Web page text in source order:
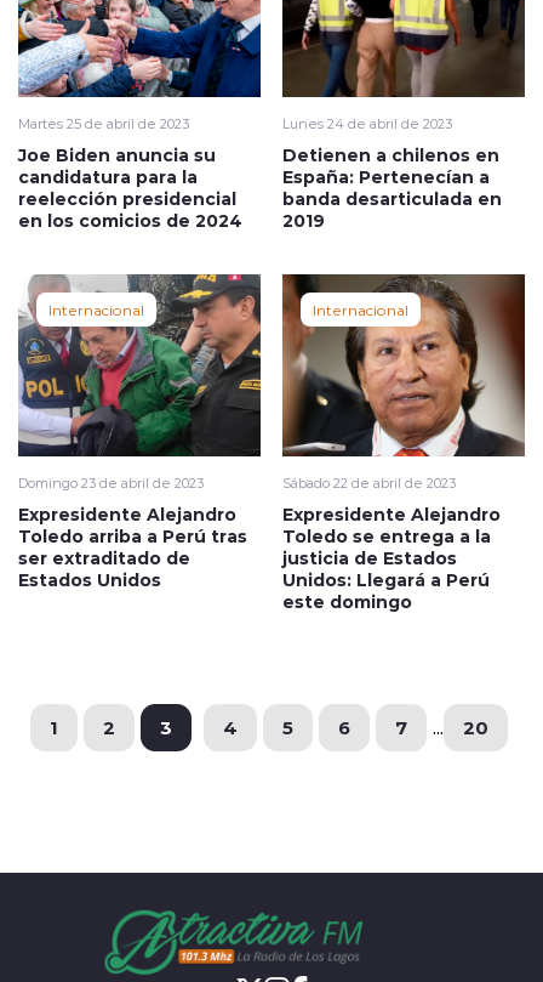
Martes 25 de abril de 2023
Joe Biden anuncia su
candidatura para la
reelección presidencial
en los comicios de 2024
Lunes 24 de abril de 2023
Detienen a chilenos en
España: Pertenecían a
banda desarticulada en
2019
Internacional
Domingo 23 de abril de 2023
Expresidente Alejandro
Toledo arriba a Perú tras
ser extraditado de
Estados Unidos
Internacional
Sábado 22 de abril de 2023
Expresidente Alejandro
Toledo se entrega a la
justicia de Estados
Unidos: Llegará a Perú
este domingo
1 2 3 4 5 6 7 ... 20